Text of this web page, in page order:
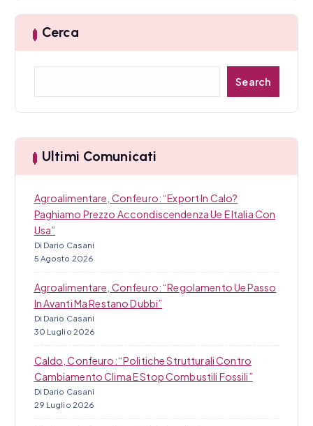
r
c
Cerca
a
Search
Ultimi Comunicati
Agroalimentare, Confeuro: “Export In Calo?
Paghiamo Prezzo Accondiscendenza Ue E Italia Con
Usa”
Di Dario Casani
5 Agosto 2026
Agroalimentare, Confeuro: “Regolamento Ue Passo
In Avanti Ma Restano Dubbi”
Di Dario Casani
30 Luglio 2026
Caldo, Confeuro: “Politiche Strutturali Contro
Cambiamento Clima E Stop Combustili Fossili”
Di Dario Casani
29 Luglio 2026